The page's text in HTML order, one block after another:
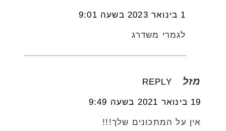
1 בינואר 2023 בשעה 9:01
לגמרי משדרג
מזל REPLY
19 בינואר 2021 בשעה 9:49
אין על המתכונים שלך!!!